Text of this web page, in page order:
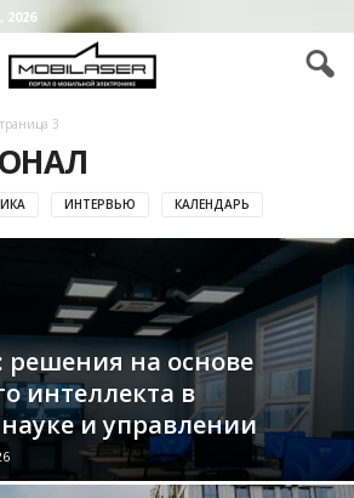
2026
3
ИНТЕРВЬЮ КАЛЕНДАРЬ
решения на основе
интеллекта в
и управлении